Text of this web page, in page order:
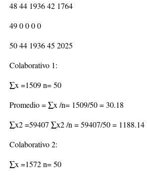
48 44 1936 42 1764
49 0 0 0 0
50 44 1936 45 2025
Colaborativo 1:
∑x =1509 n= 50
Promedio = ∑x /n= 1509/50 = 30.18
∑x2 =59407 ∑x2 /n = 59407/50 = 1188.14
Colaborativo 2:
∑x =1572 n= 50